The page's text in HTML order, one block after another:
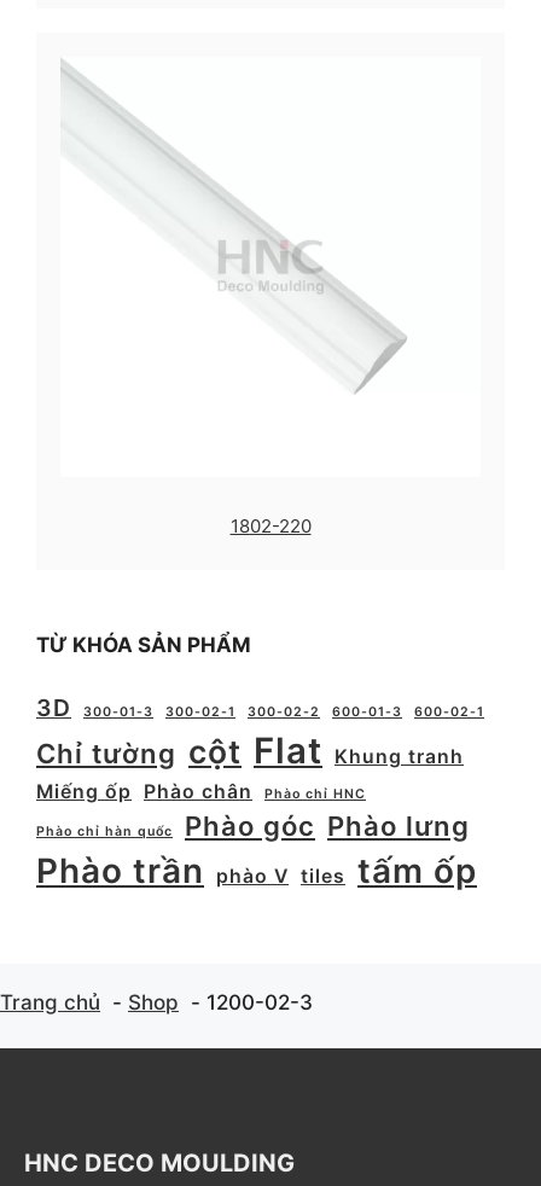
1802-220
TỪ KHÓA SẢN PHẨM
3D 300-01-3 300-02-1 300-02-2 600-01-3 600-02-1
Chỉ tường cột Flat
Khung tranh
Miếng ốp
Phào chân Phào chỉ HNC
Phào chỉ hàn quốc Phào góc Phào lưng
Phào trần phào V tiles tấm ốp
Trang chủ Shop 1200-02-3
HNC DECO MOULDING